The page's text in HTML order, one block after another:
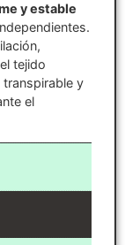
y estable
tejido
y
el